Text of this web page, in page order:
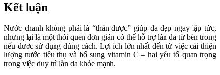
Kết luận
Nước chanh không phải là “thần dược” giúp da đẹp ngay lập tức,
nhưng lại là một thói quen đơn giản có thể hỗ trợ làn da từ bên trong
nếu được sử dụng đúng cách. Lợi ích lớn nhất đến từ việc cải thiện
lượng nước tiêu thụ và bổ sung vitamin C – hai yếu tố quan trọng
trong việc duy trì làn da khỏe mạnh.